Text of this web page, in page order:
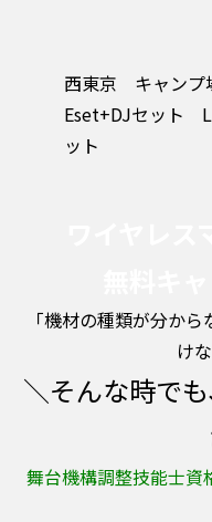
西東京 キャン
Eset+DJセット
ット
「機材の種類が分か
け
＼そんな時で
舞台機構調整技能士資